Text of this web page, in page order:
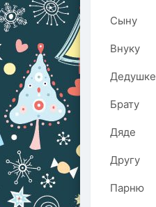
Сыну
Внуку
Дедушке
Брату
Дяде
Другу
Парню